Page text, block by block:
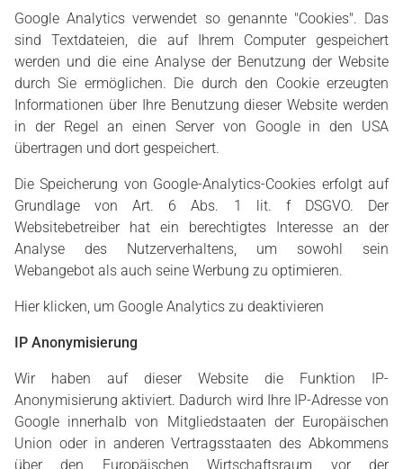
Google Analytics verwendet so genannte "Cookies". Das
sind Textdateien, die auf Ihrem Computer gespeichert
werden und die eine Analyse der Benutzung der Website
durch Sie ermöglichen. Die durch den Cookie erzeugten
Informationen über Ihre Benutzung dieser Website werden
in der Regel an einen Server von Google in den USA
übertragen und dort gespeichert.
Die Speicherung von Google-Analytics-Cookies erfolgt auf
Grundlage von Art. 6 Abs. 1 lit. f DSGVO. Der
Websitebetreiber hat ein berechtigtes Interesse an der
Analyse des Nutzerverhaltens, um sowohl sein
Webangebot als auch seine Werbung zu optimieren.
Hier klicken, um Google Analytics zu deaktivieren
IP Anonymisierung
Wir haben auf dieser Website die Funktion IP-
Anonymisierung aktiviert. Dadurch wird Ihre IP-Adresse von
Google innerhalb von Mitgliedstaaten der Europäischen
Union oder in anderen Vertragsstaaten des Abkommens
über den Europäischen Wirtschaftsraum vor der